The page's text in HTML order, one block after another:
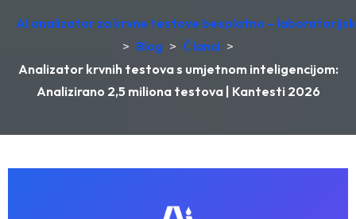
AI analizator za krvne testove besplatno –
> Blog > Članci >
Analizator krvnih testova s umjetnom inteligencijom:
Analizirano 2,5 miliona testova | Kantesti 2026